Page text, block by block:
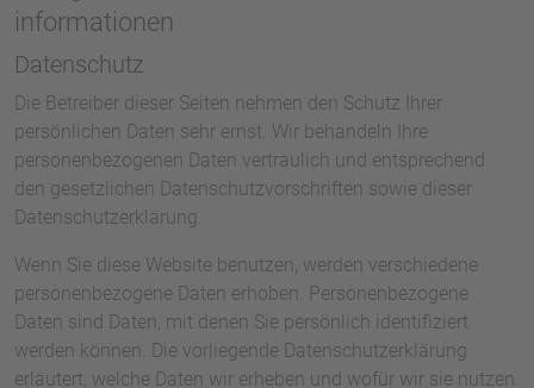
informationen
Datenschutz
Die Betreiber dieser Seiten nehmen den Schutz Ihrer
persönlichen Daten sehr ernst. Wir behandeln Ihre
personenbezogenen Daten vertraulich und entsprechend
den gesetzlichen Datenschutzvorschriften sowie dieser
Datenschutzerklärung.
Wenn Sie diese Website benutzen, werden verschiedene
personenbezogene Daten erhoben. Personenbezogene
Daten sind Daten, mit denen Sie persönlich identifiziert
werden können. Die vorliegende Datenschutzerklärung
erläutert, welche Daten wir erheben und wofür wir sie nutzen.